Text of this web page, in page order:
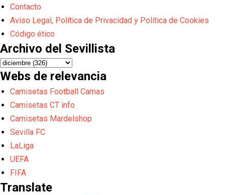
Contacto
Aviso Legal, Política de Privacidad y Política de Cookies
Código ético
Archivo del Sevillista
Webs de relevancia
Camisetas Football Camas
Camisetas CT info
Camisetas Mardelshop
Sevilla FC
LaLiga
UEFA
FIFA
Translate